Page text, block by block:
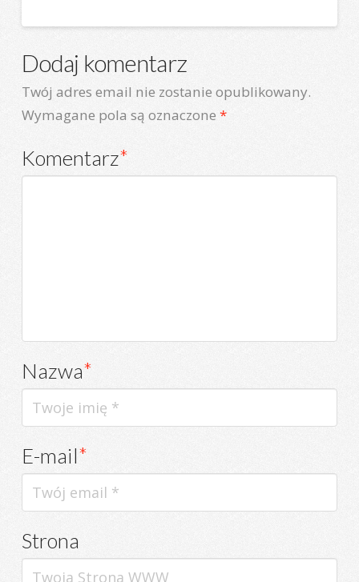
Dodaj komentarz
Twój adres email nie zostanie opublikowany.
Wymagane pola są oznaczone *
Komentarz*
Nazwa*
E-mail*
Strona